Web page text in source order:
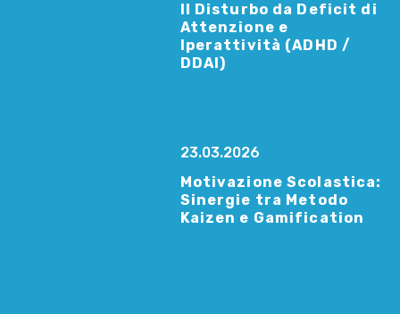
Il Disturbo da Deficit di
Attenzione e
Iperattività (ADHD /
DDAI)
23.03.2026
Motivazione Scolastica:
Sinergie tra Metodo
Kaizen e Gamification